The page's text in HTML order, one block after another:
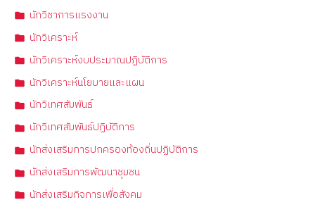
นักวิชาการแรงงาน
นักวิเคราะห์
นักวิเคราะห์งบประมาณปฏิบัติการ
นักวิเคราะห์นโยบายและแผน
นักวิเทศสัมพันธ์
นักวิเทศสัมพันธ์ปฏิบัติการ
นักส่งเสริมการปกครองท้องถิ่นปฏิบัติการ
นักส่งเสริมการพัฒนาชุมชน
นักส่งเสริมกิจการเพื่อสังคม